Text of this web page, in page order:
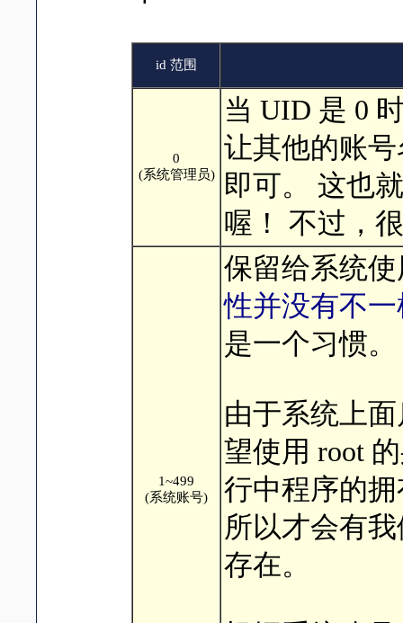
id 范围
0
(系统管理员)
当 UID 是 0
让其他的账
即可。 这也
喔！ 不过，
1~499
(系统账号)
保留给系统
性并没有不一
是一个习惯。
由于系统上
望使用 root
行中程序的
所以才会有
存在。